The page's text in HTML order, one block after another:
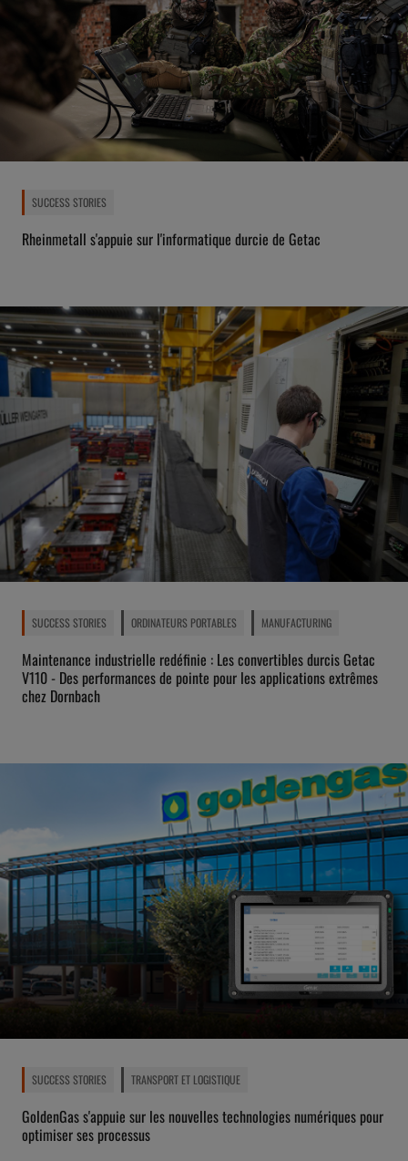
SUCCESS STORIES
Rheinmetall s'appuie sur l'informatique durcie de Getac
SUCCESS STORIES ORDINATEURS PORTABLES MANUFACTURING
Maintenance industrielle redéfinie : Les convertibles durcis Getac
V110 - Des performances de pointe pour les applications extrêmes
chez Dornbach
SUCCESS STORIES TRANSPORT ET LOGISTIQUE
GoldenGas s'appuie sur les nouvelles technologies numériques pour
optimiser ses processus